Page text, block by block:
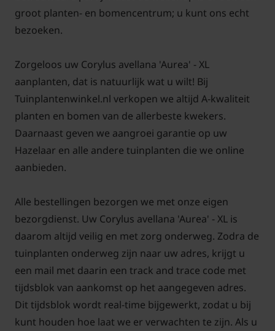
groot planten- en bomencentrum; u kunt ons echt
bezoeken.
Zorgeloos uw Corylus avellana 'Aurea' - XL
aanplanten, dat is natuurlijk wat u wilt! Bij
Tuinplantenwinkel.nl verkopen we altijd A-kwaliteit
planten en bomen van de allerbeste kwekers.
Daarnaast geven we aangroei garantie op uw
Hazelaar en alle andere tuinplanten die we online
aanbieden.
Alle bestellingen bezorgen we met onze eigen
bezorgdienst. Uw Corylus avellana 'Aurea' - XL is
daarom altijd veilig en met zorg onderweg. Zodra de
tuinplanten onderweg zijn naar uw adres, krijgt u
een mail met daarin een track and trace code met
tijdsblok van aankomst op het aangegeven adres.
Dit tijdsblok wordt real-time bijgewerkt, zodat u bij
kunt houden hoe laat we er verwachten te zijn. Als u